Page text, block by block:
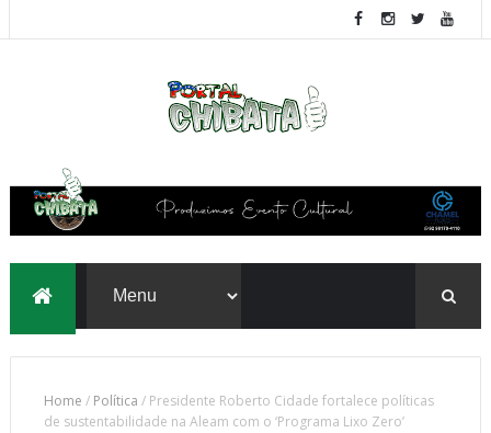
Home / Política / Presidente Roberto Cidade fortalece políticas
de sustentabilidade na Aleam com o ‘Programa Lixo Zero’